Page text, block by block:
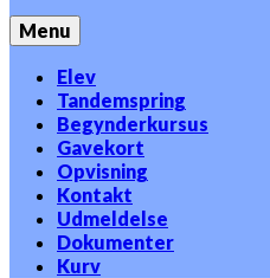
Menu
Elev
Tandemspring
Begynderkursus
Gavekort
Opvisning
Kontakt
Udmeldelse
Dokumenter
Kurv